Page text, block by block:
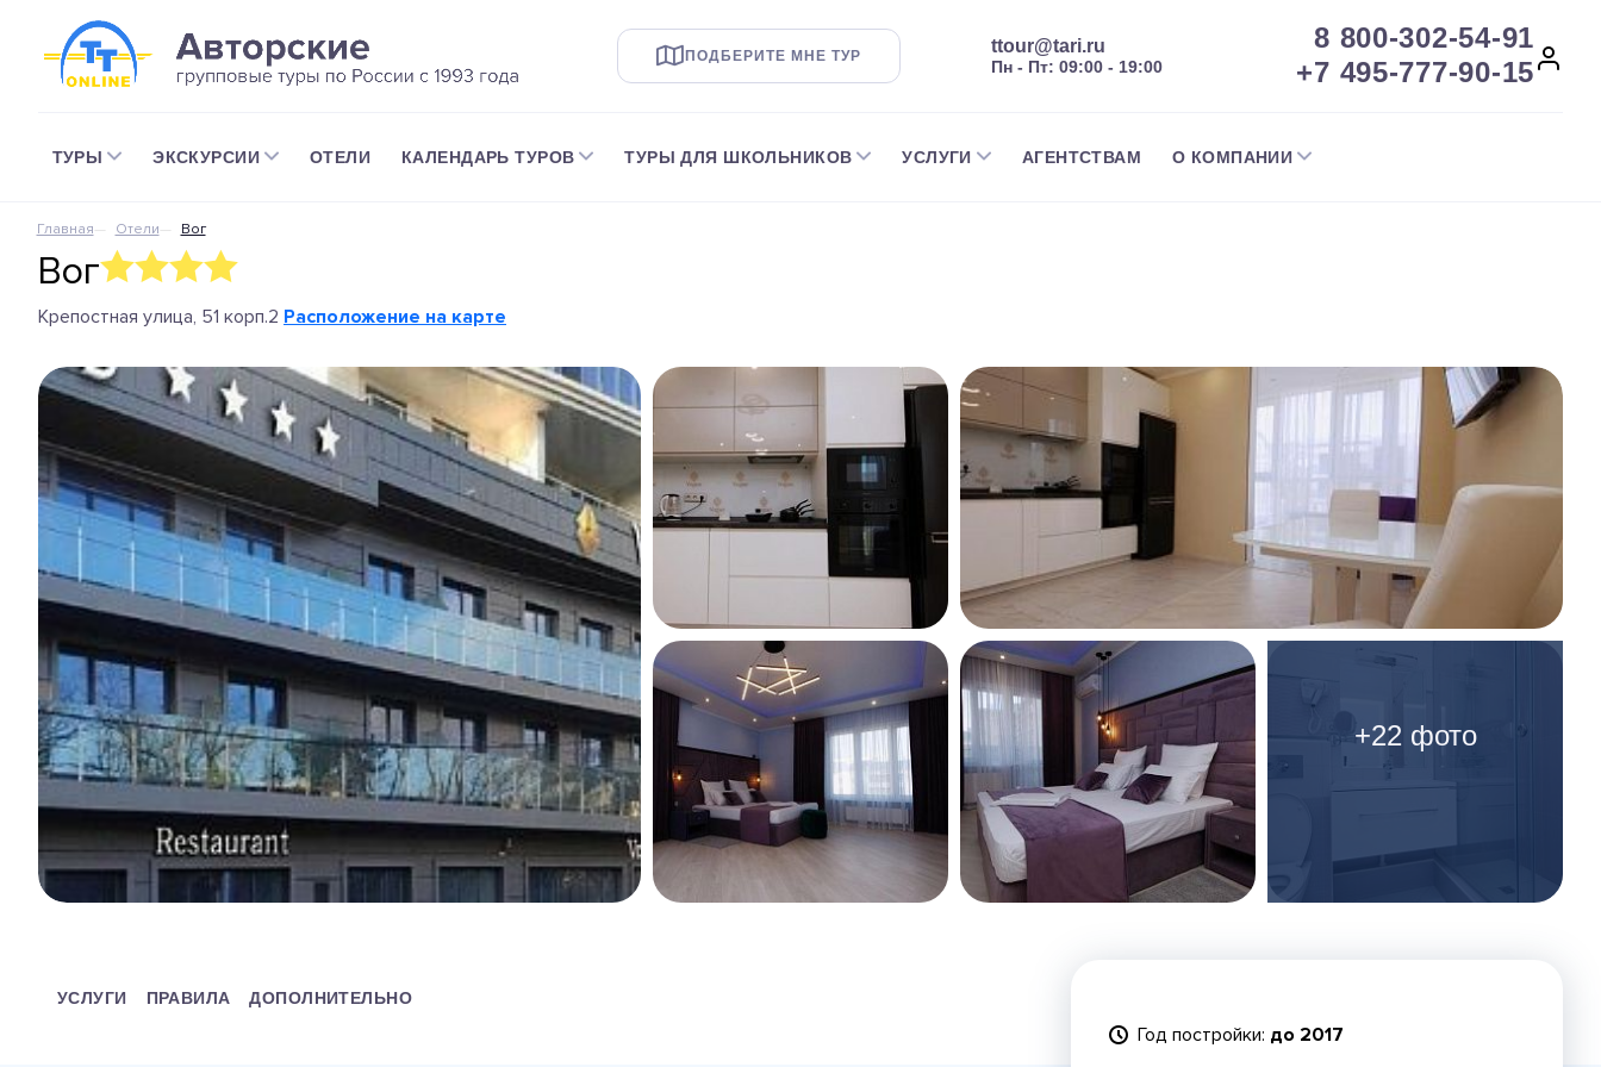
ПОДБЕРИТЕ МНЕ ТУР ttour@tari.ru
Пн - Пт: 09:00 - 19:00
8 800-302-54-91
+7 495-777-90-15
ТУРЫ ЭКСКУРСИИ ОТЕЛИ КАЛЕНДАРЬ ТУРОВ ТУРЫ ДЛЯ ШКОЛЬНИКОВ УСЛУГИ АГЕНТСТВАМ О КОМПАНИИ
Главная Отели Вог
Вог
Крепостная улица, 51 корп.2 Расположение на карте
+22 фото
Год постройки: до 2017
УСЛУГИ ПРАВИЛА ДОПОЛНИТЕЛЬНО